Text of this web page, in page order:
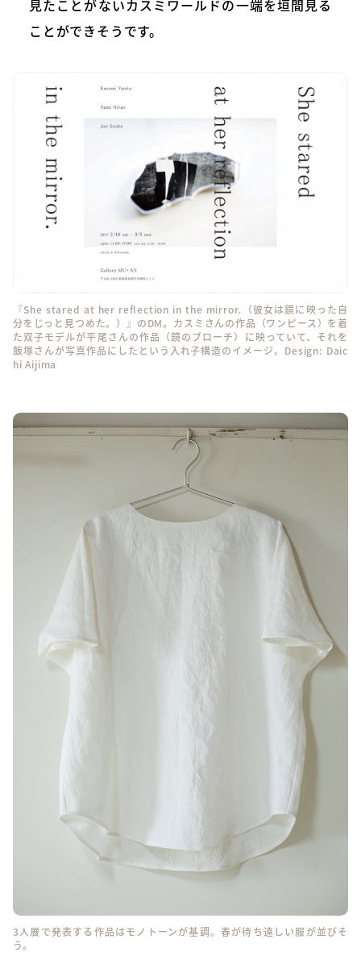
見たことがないカスミワールドの一端を垣間見る
ことができそうです。
『She stared at her reflection in the mirror.（彼女は鏡に映った自
分をじっと見つめた。）』のDM。カスミさんの作品（ワンピース）を着
た双子モデルが平尾さんの作品（鏡のブローチ）に映っていて、それを
飯塚さんが写真作品にしたという入れ子構造のイメージ。Design: Daic
hi Aijima
3人展で発表する作品はモノトーンが基調。春が待ち遠しい服が並びそ
う。